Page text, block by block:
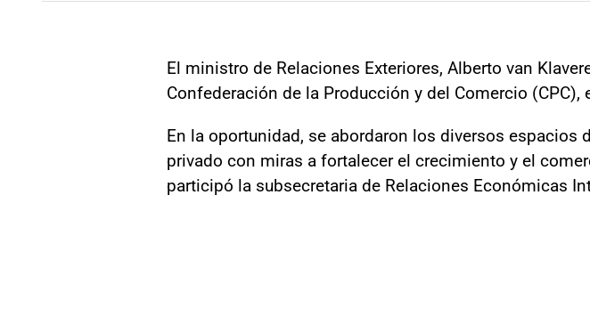
El ministro de Relaciones Exteriores, Alberto van
Confederación de la Producción y del Comercio
En la oportunidad, se abordaron los diversos
privado con miras a fortalecer el crecimiento y el
participó la subsecretaria de Relaciones Económicas